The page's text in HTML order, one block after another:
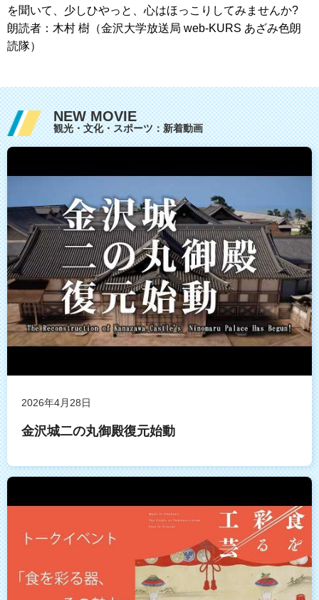
を聞いて、少しひやっと、心はほっこりしてみませんか?
朗読者：木村 樹（金沢大学放送局 web-KURS あざみ色朗
読隊）
NEW MOVIE
観光・文化・スポーツ：新着動画
2026年4月28日
金沢城二の丸御殿復元始動